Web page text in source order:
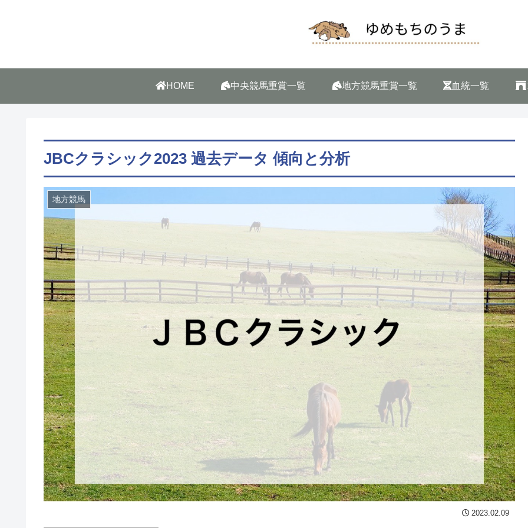
HOME 中央競馬重賞一覧 地方競馬重賞一覧 血統一覧
JBCクラシック2023 過去データ 傾向と分析
地方競馬
2023.02.09